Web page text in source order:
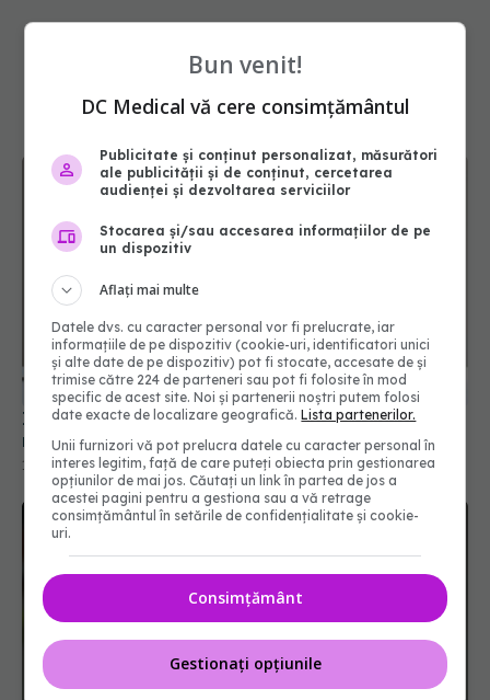
Idei geniale de a refolosi sticlele de
medicamente pe care le arunci
18 oct 2025, 15:30
Trucul simplu care îți transformă fața în doar
câteva minute pe zi
Bun venit!
DC Medical vă cere consimțământul
Publicitate și conținut personalizat, măsurători
ale publicității și de conținut, cercetarea
audienței și dezvoltarea serviciilor
Stocarea și/sau accesarea informațiilor de pe
un dispozitiv
Aflați mai multe
Datele dvs. cu caracter personal vor fi prelucrate, iar
informațiile de pe dispozitiv (cookie-uri, identificatori unici
și alte date de pe dispozitiv) pot fi stocate, accesate de și
trimise către 224 de parteneri sau pot fi folosite în mod
specific de acest site. Noi și partenerii noștri putem folosi
date exacte de localizare geografică.Lista partenerilor.
Unii furnizori vă pot prelucra datele cu caracter personal în
interes legitim, față de care puteți obiecta prin gestionarea
opțiunilor de mai jos. Căutați un link în partea de jos a
acestei pagini pentru a gestiona sau a vă retrage
consimțământul în setările de confidențialitate și cookie-
uri.
Consimțământ
Gestionați opțiunile